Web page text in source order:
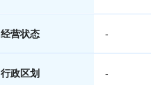
经营状态 -
行政区划 -